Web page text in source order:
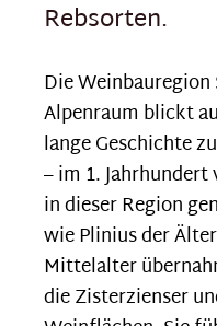
Rebsorten.
Die
Alpenraum blickt
lange Geschichte
– im 1.
in dieser Region
wie Plinius der
Mittelalter
die Zisterzienser